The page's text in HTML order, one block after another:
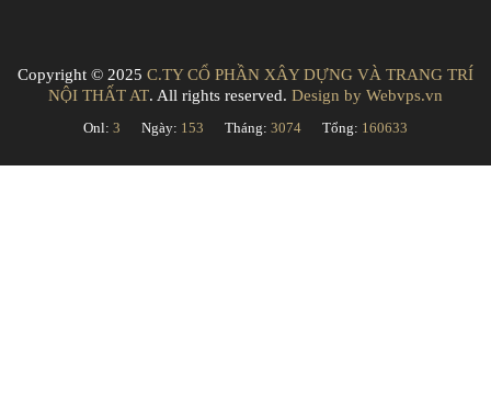
Copyright © 2025 C.TY CỔ PHẦN XÂY DỰNG VÀ TRANG TRÍ
NỘI THẤT AT. All rights reserved. Design by Webvps.vn
Onl: 3 Ngày: 153 Tháng: 3074 Tổng: 160633